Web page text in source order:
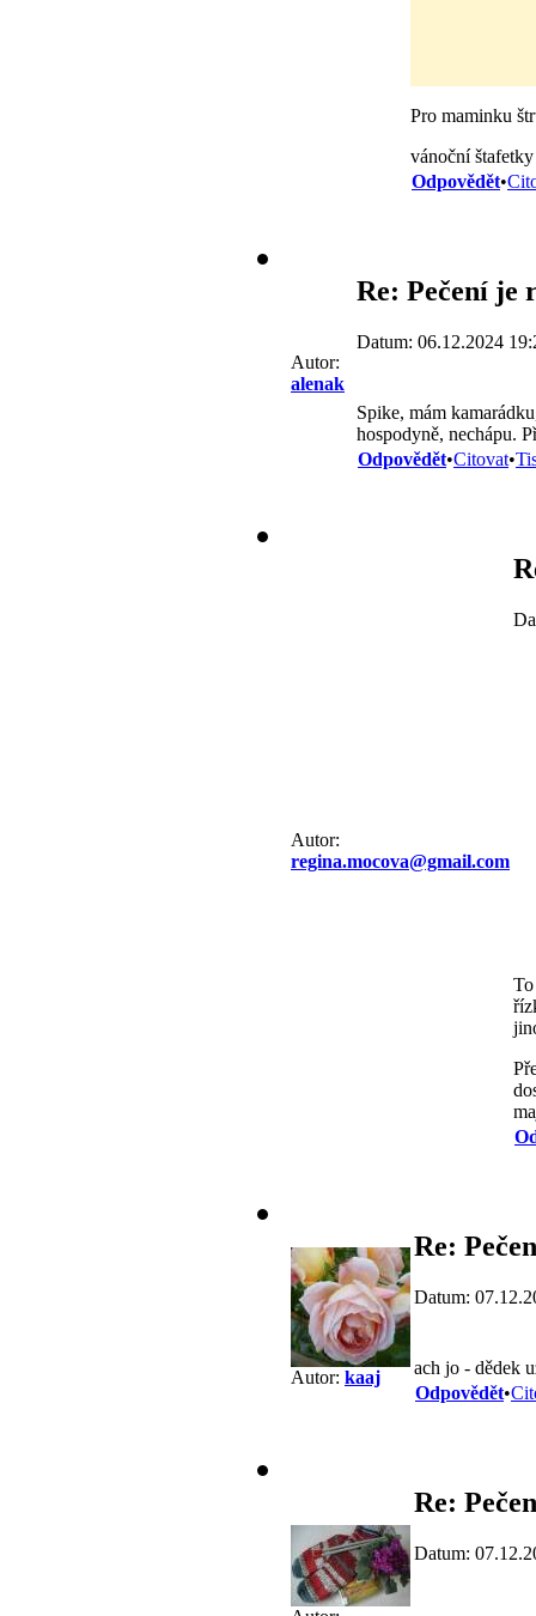
Pro maminku
vánoční
Odpovědět•
Autor:
alenak
Re: Pečení je
Datum: 06.12.2024
Spike, mám
hospodyně, nechápu.
Odpovědět•Citovat•
Autor:
regina.mocova@gmail.com
Autor: kaaj
Re:
Datum:
ach jo - dědek
Odpovědět•
Re:
Datum: